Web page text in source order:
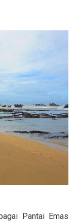
Pantai Emas